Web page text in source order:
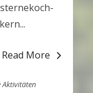
Read More
Aktivitäten